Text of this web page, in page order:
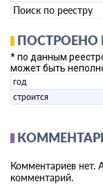
Поиск по реестру
ПОСТРОЕНО
* по данным
может быть
год
строится
Комментариев нет.
комментарий.